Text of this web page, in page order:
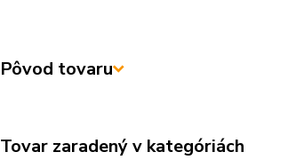
Pôvod tovaru
Tovar zaradený v kategóriách